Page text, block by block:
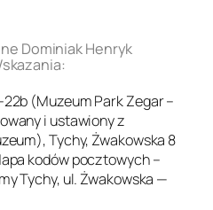
Dominiak Henryk
(Muzeum Park Zegar –
i ustawiony z
Tychy, Żwakowska 8
kodów pocztowych –
Tychy, ul. Żwakowska —